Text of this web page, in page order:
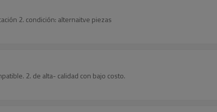
2. condición: alternaitve piezas
2. de alta- calidad con bajo costo.